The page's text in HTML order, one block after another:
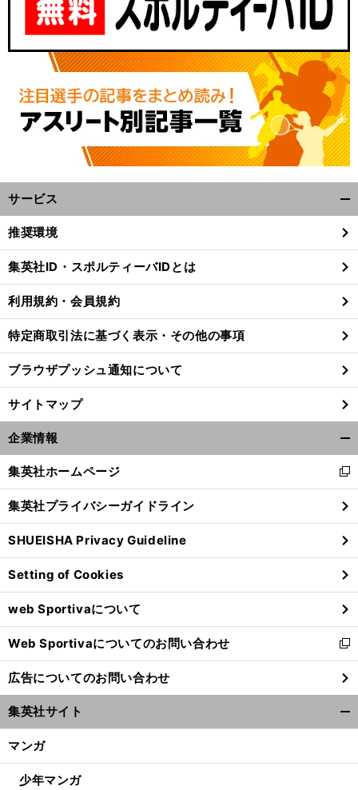
、
前
サービス
閉
る
推奨環境
集英社ID・スポルティーバIDとは
利用規約・会員規約
特定商取引法に基づく表示・その他の事項
ブラウザプッシュ通知について
サイトマップ
企業情報
閉
る
集英社ホームページ
新
し
い
ウ
ィ
ン
ド
ウ
で
開
く
集英社プライバシーガイドライン
SHUEISHA Privacy Guideline
Setting of Cookies
web Sportivaについて
Web Sportivaについてのお問い合わせ
新
し
い
ウ
ィ
ン
ウ
広告についてのお問い合わせ
集英社サイト
マンガ
少年マンガ